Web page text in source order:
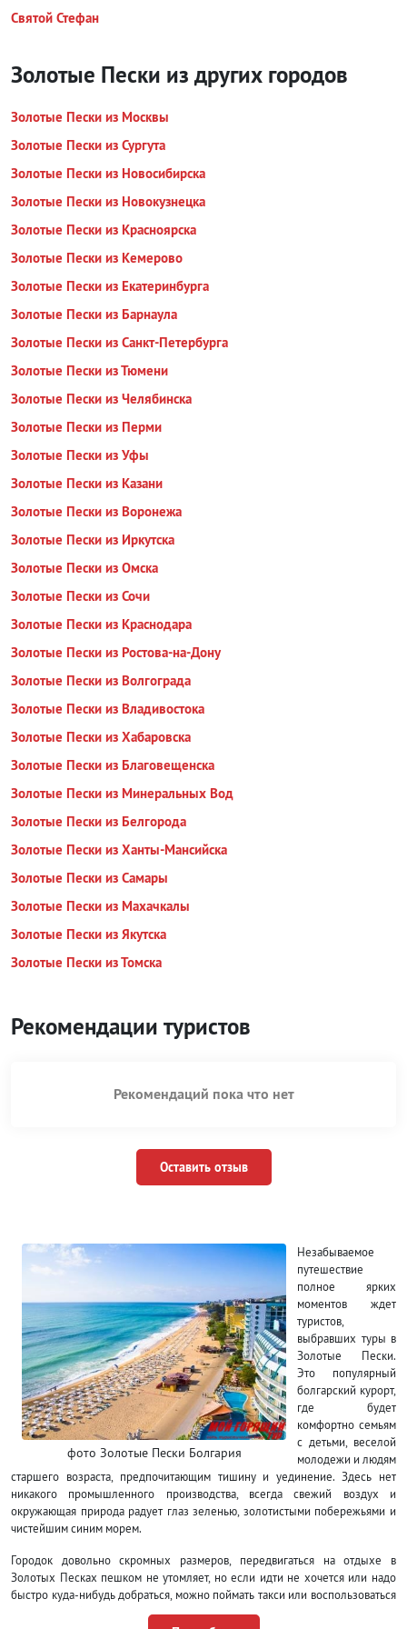
Святой Стефан
Золотые Пески из других городов
Золотые Пески из Москвы
Золотые Пески из Сургута
Золотые Пески из Новосибирска
Золотые Пески из Новокузнецка
Золотые Пески из Красноярска
Золотые Пески из Кемерово
Золотые Пески из Екатеринбурга
Золотые Пески из Барнаула
Золотые Пески из Санкт-Петербурга
Золотые Пески из Тюмени
Золотые Пески из Челябинска
Золотые Пески из Перми
Золотые Пески из Уфы
Золотые Пески из Казани
Золотые Пески из Воронежа
Золотые Пески из Иркутска
Золотые Пески из Омска
Золотые Пески из Сочи
Золотые Пески из Краснодара
Золотые Пески из Ростова-на-Дону
Золотые Пески из Волгограда
Золотые Пески из Владивостока
Золотые Пески из Хабаровска
Золотые Пески из Благовещенска
Золотые Пески из Минеральных Вод
Золотые Пески из Белгорода
Золотые Пески из Ханты-Мансийска
Золотые Пески из Самары
Золотые Пески из Махачкалы
Золотые Пески из Якутска
Золотые Пески из Томска
Рекомендации туристов
Рекомендаций пока что нет
Оставить отзыв
фото Золотые Пески Болгария
Незабываемое
путешествие
полное ярких
моментов ждет
туристов,
выбравших туры в
Золотые Пески.
Это популярный
болгарский курорт,
где будет
комфортно семьям
с детьми, веселой
молодежи и людям
старшего возраста, предпочитающим тишину и уединение. Здесь нет
никакого промышленного производства, всегда свежий воздух и
окружающая природа радует глаз зеленью, золотистыми побережьями и
чистейшим синим морем.
Городок довольно скромных размеров, передвигаться на отдыхе в
Золотых Песках пешком не утомляет, но если идти не хочется или надо
быстро куда-нибудь добраться, можно поймать такси или воспользоваться
услугами рейсовых автобусов, которые курсируют через каждые 5-7